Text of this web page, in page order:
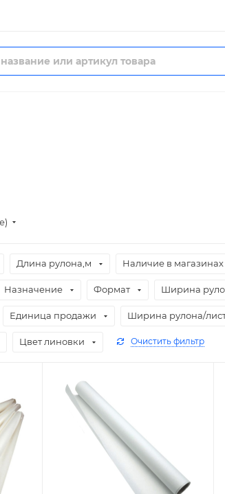
Длина рулона,м Наличие в магазинах
Назначение Формат Ширина
Единица продажи Ширина рулона/
Цвет линовки Очистить фильтр